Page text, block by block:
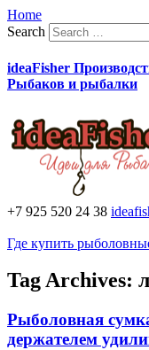
Home
Search
ideaFisher
Рыбаков и рыбалки
+7 925 520 24 38
Где купить
Tag Archives:
Рыболовная
держателем